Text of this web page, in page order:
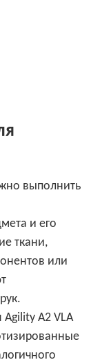
выполнить
и его
ткани,
или
A2 VLA